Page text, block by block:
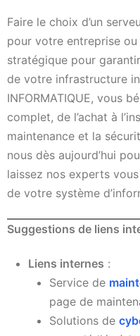
Faire le choix d’un
pour votre entreprise
stratégique pour
de votre infrastructure
INFORMATIQUE, vous
complet, de l’achat à
maintenance et la
nous dès aujourd’hui
laissez nos experts
de votre système
Suggestions de liens
Liens internes :
Service de
page de
Solutions de